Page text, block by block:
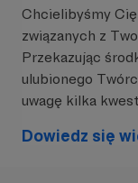
Maciej Modzel
adiunkt na
białek oraz
organicznej.
Chcielibyśmy
związanych z
Przekazując
ulubionego
uwagę kilka
Dowiedz się